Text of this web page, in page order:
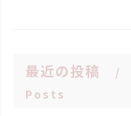
最近の投稿
Posts